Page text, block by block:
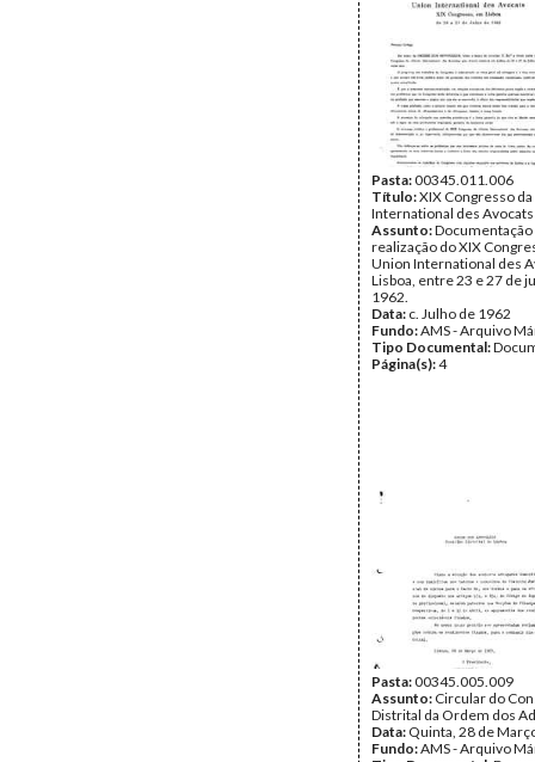
Pasta:00345.011.006
Título:XIX Congresso
International des Avocats
Assunto:Documentação
realização do XIX
Union International des
Lisboa, entre 23 e 27 de
1962.
Data: c. Julho de 1962
Fundo:AMS - Arquivo
Tipo Documental:
Página(s):4
Pasta:00345.005.009
Assunto: Circular do
Distrital da Ordem dos
Data: Quinta, 28 de
Fundo:AMS - Arquivo